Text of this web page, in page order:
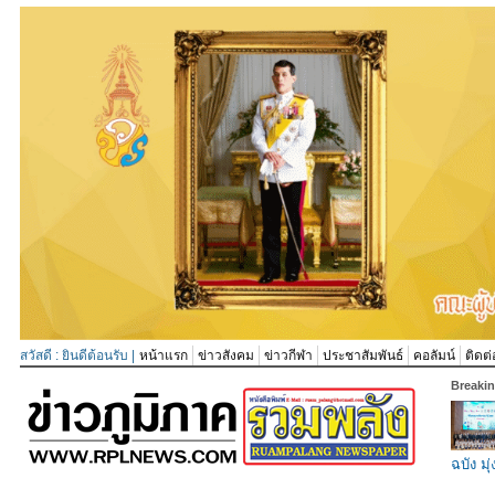
สวัสดี : ยินดีต้อนรับ | หน้าแรก ข่าวสังคม ข่าวกีฬา ประชาสัมพันธ์ คอลัมน์ ติดต่
ฉบัง มุ่